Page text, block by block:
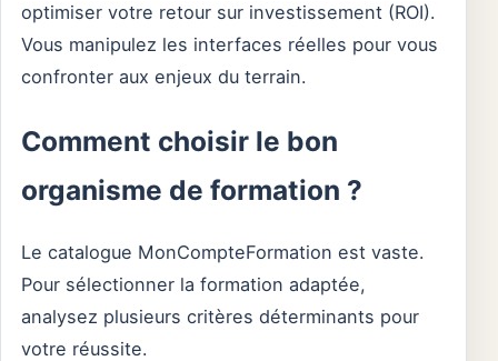
optimiser votre retour sur investissement (ROI).
Vous manipulez les interfaces réelles pour vous
confronter aux enjeux du terrain.
Comment choisir le bon
organisme de formation ?
Le catalogue MonCompteFormation est vaste.
Pour sélectionner la formation adaptée,
analysez plusieurs critères déterminants pour
votre réussite.